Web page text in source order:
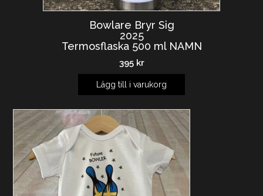
Bowlare Bryr Sig
2025
Termosflaska 500 ml NAMN
395 kr
Lägg till i varukorg